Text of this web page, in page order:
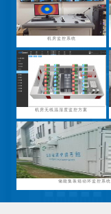
机房监控系统
机房无线温湿度监控方案
储能集装箱动环监控系统